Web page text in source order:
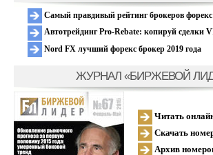
Самый правдивый рейтинг брокеров форекс
Автотрейдинг Pro-Rebate: копируй сделки
Nord FX лучший форекс брокер 2019 года
ЖУРНАЛ «БИРЖЕВОЙ
Читать
Скачать
Архив